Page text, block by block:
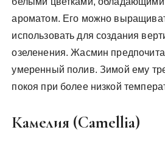
ароматом. Его можно
использовать для создания
озеленения. Жасмин
умеренный полив. Зимой ему
покоя при более низкой
Камелия (Camellia)